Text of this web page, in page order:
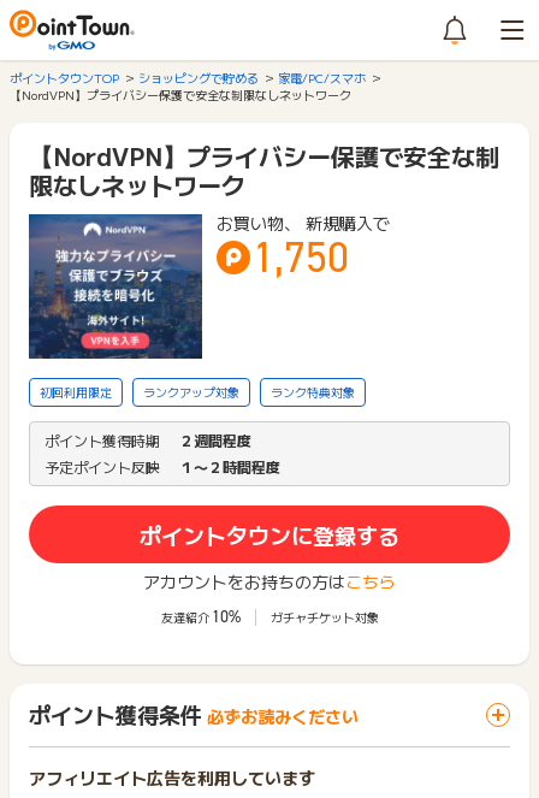
ポイントタウンTOP ショッピングで貯める
家電/PC/スマホ
【NordVPN】プライバシー保護で安全な制限なしネットワーク
【NordVPN】プライバシー保護で安全な制
限なしネットワーク
お買い物、 新規購入で
1,750
初回利用限定 ランクアップ対象 ランク特典対象
ポイント獲得時期
２週間程度
予定ポイント反映
１〜２時間程度
ポイントタウンに登録する
アカウントをお持ちの方はこちら
友達紹介 10% ガチャチケット対象
ポイント獲得条件 必ずお読みください
アフィリエイト広告を利用しています